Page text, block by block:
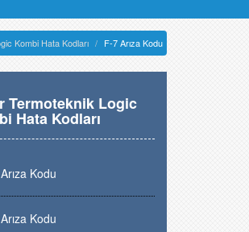
Kombi Hata Kodları F-7 Arıza Kodu
Termoteknik Logic
Hata Kodları
Kodu
Kodu